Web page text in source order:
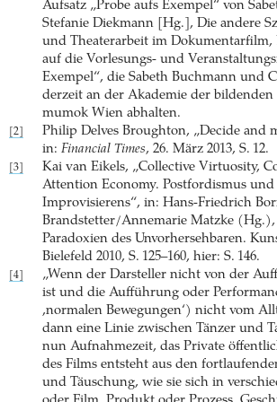
Aufsatz „Probe aufs Exempel“ von
Stefanie Diekmann [Hg.], Die andere
und Theaterarbeit im Dokumentarfilm,
auf die Vorlesungs- und
Exempel“, die Sabeth Buchmann und
derzeit an der Akademie der
mumok Wien abhalten.
[2]
Philip Delves Broughton, „Decide and
in: Financial Times, 26. März 2013, S. 12.
[3]
Kai van Eikels, „Collective Virtuosity,
Attention Economy. Postfordismus und
Improvisierens“, in: Hans-Friedrich
Brandstetter/Annemarie Matzke
Paradoxien des Unvorhersehbaren.
Bielefeld 2010, S. 125–160, hier: S. 146.
[4]
„Wenn der Darsteller nicht von der
ist und die Aufführung oder
,normalen Bewegungen‘) nicht vom
dann eine Linie zwischen Tänzer und
nun Aufnahmezeit, das Private
des Films entsteht aus den
und Täuschung, wie sie sich in